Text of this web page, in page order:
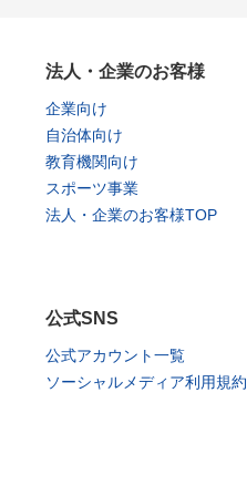
法人・企業のお客様
企業向け
自治体向け
教育機関向け
スポーツ事業
法人・企業のお客様TOP
公式SNS
公式アカウント一覧
ソーシャルメディア利用規約